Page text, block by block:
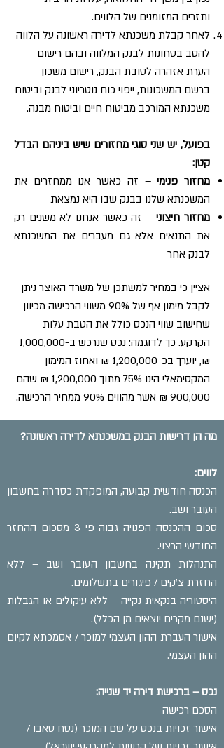
ותזרים המזומנים של הלווים.
לאחר קבלת משכנתא לדירה ראשונה על הלווה
להסב בטחונות לבנק המלווה ובהם רישום
הערת אזהרה לטובת הבנק, רישום משכון
ברשם המשכונות, ייפוי כוח נוטריוני לבנק וביטוח
משכנתא המורכב מביטוח חיים וביטוח מבנה.
בפועל, יש שני סוגי מחזורים שיש ביניהם הבדל
קטן:
מחזור פנימי– זה כאשר אנו ממחזרים את
המשכנתא שלנו בבנק שבו היא נמצאת
מחזור חיצוני– זה כאשר אנחנו לא משנים רק
את התנאים אלא גם מעברים את המשכנתא
לבנק אחר
אציין כי במחיר למשתכן של משרד האוצר ניתן
לקבל מימון אף של 90% משווי הרכישה מכיוון
שחישוב שווי הנכס כולל את הטבת עלות
הקרקע. כך לדוגמה: נכס שנרכש ב-1,000,000
₪, יוערך בכ-1,200,000 ₪ ואחוז המימון
המקסימאלי הינו 75% מתוך 1,200,000 ₪ שהם
900,000 ₪ אשר מהווים 90% ממחיר הרכישה.
מה הן דרישות הבנק במשכנתא לדירה ראשונה?
לווים:
הכנסה חודשית קבועה, המופקדת כסדרה בחשבון
העובר ושב.
סכום ההכנסה הפנויה גבוה פי 3 מסכום ההחזר
החודשי הרצוי.
התנהלות תקינה בחשבון העובר ושב – ללא
החזרת צ’קים / פיגורים בתשלומים.
היסטוריה בנקאית נקייה – ללא עיקולים או הגבלות
(ישנם מקרים יוצאים מן הכלל).
אישור העברת ההון העצמי למוכר / אסמכתא לקיום
ההון העצמי.
נכס – ברכישת דירה יד שנייה:
הסכם רכישה
אישור זכויות בנכס על שם המוכר (נסח טאבו /